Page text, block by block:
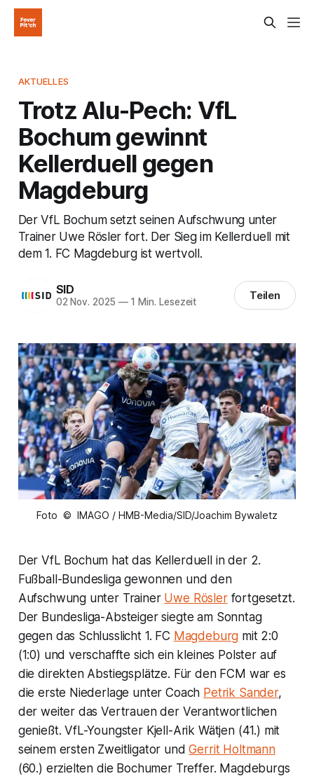
AKTUELLES
Trotz Alu-Pech: VfL
Bochum gewinnt
Kellerduell gegen
Magdeburg
Der VfL Bochum setzt seinen Aufschwung unter
Trainer Uwe Rösler fort. Der Sieg im Kellerduell mit
dem 1. FC Magdeburg ist wertvoll.
SID
02 Nov. 2025 —1 Min. Lesezeit Teilen
Foto © IMAGO / HMB-Media/SID/Joachim Bywaletz
Der VfL Bochum hat das Kellerduell in der 2.
Fußball-Bundesliga gewonnen und den
Aufschwung unter Trainer Uwe Röslerfortgesetzt.
Der Bundesliga-Absteiger siegte am Sonntag
gegen das Schlusslicht 1. FC Magdeburg mit 2:0
(1:0) und verschaffte sich ein kleines Polster auf
die direkten Abstiegsplätze. Für den FCM war es
die erste Niederlage unter Coach Petrik Sander,
der weiter das Vertrauen der Verantwortlichen
genießt. VfL-Youngster Kjell-Arik Wätjen (41.) mit
seinem ersten Zweitligator undGerrit Holtmann
(60.) erzielten die Bochumer Treffer. Magdeburgs